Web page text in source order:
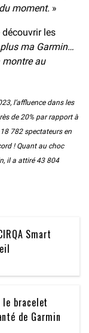
moment. »
découvrir les
ma Garmin…
montre au
l’affluence dans les
de 20% par rapport à
782 spectateurs en
! Quant au choc
il a attiré 43 804
Smart
le bracelet
de Garmin